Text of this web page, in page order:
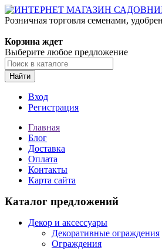
Розничная торговля семенами,
Корзина ждет
Выберите любое предложение
Найти
Вход
Регистрация
Главная
Блог
Доставка
Оплата
Контакты
Карта сайта
Каталог предложений
Декор и аксессуары
Декоративные ограждения
Ограждения